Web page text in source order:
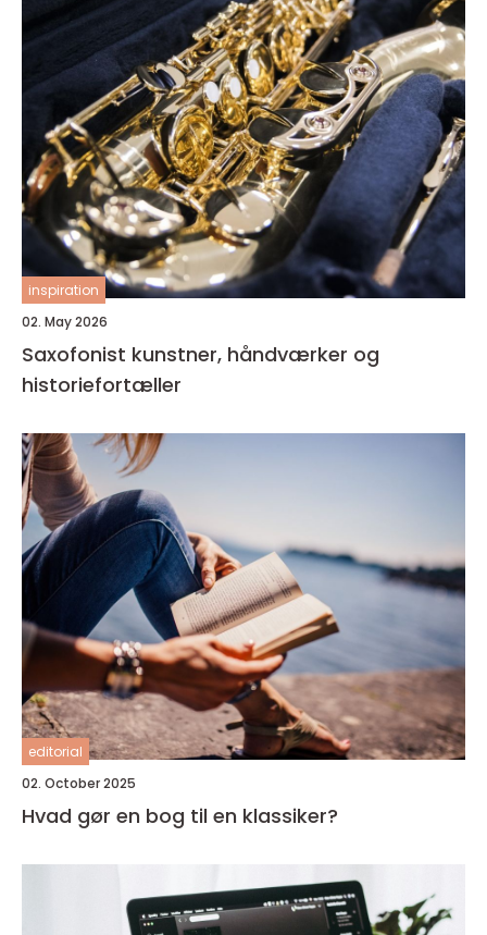
inspiration
02. May 2026
Saxofonist kunstner, håndværker og
historiefortæller
editorial
02. October 2025
Hvad gør en bog til en klassiker?